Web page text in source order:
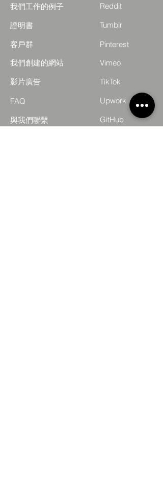
客戶群
與我們聯繫
Pinterest
FAQ
我們工作的例子
證明書
GitHub
Upwork
我們創建的網站
影片廣告
Reddit
Vimeo
Tumblr
TikTok